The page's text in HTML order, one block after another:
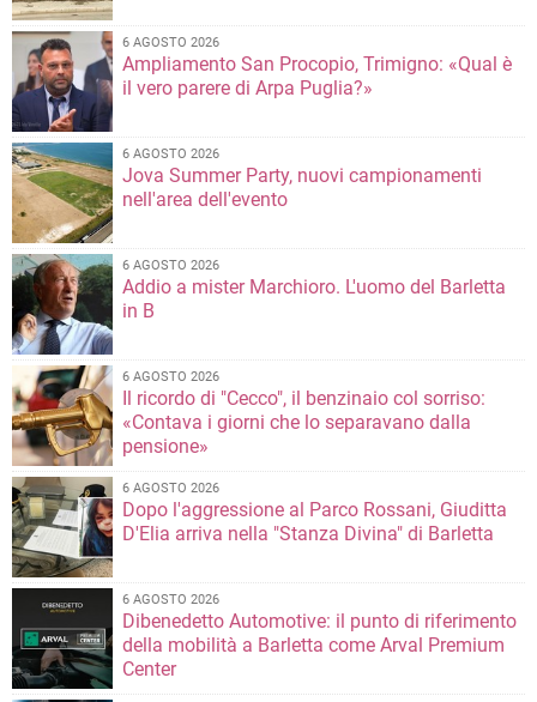
6 AGOSTO 2026
Ampliamento San Procopio, Trimigno: «Qual è
il vero parere di Arpa Puglia?»
6 AGOSTO 2026
Jova Summer Party, nuovi campionamenti
nell'area dell'evento
6 AGOSTO 2026
Addio a mister Marchioro. L'uomo del Barletta
in B
6 AGOSTO 2026
Il ricordo di "Cecco", il benzinaio col sorriso:
«Contava i giorni che lo separavano dalla
pensione»
6 AGOSTO 2026
Dopo l'aggressione al Parco Rossani, Giuditta
D'Elia arriva nella "Stanza Divina" di Barletta
6 AGOSTO 2026
Dibenedetto Automotive: il punto di riferimento
della mobilità a Barletta come Arval Premium
Center